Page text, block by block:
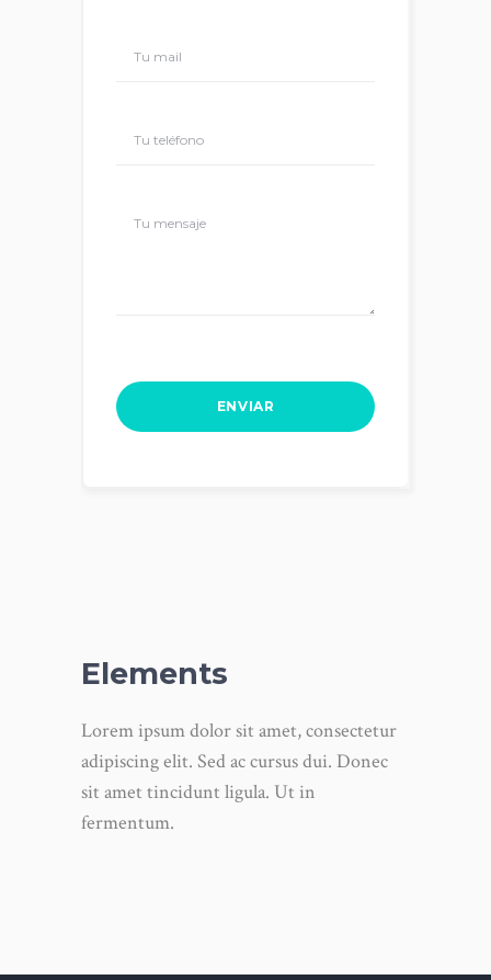
Elements
Lorem ipsum dolor sit amet, consectetur
adipiscing elit. Sed ac cursus dui. Donec
sit amet tincidunt ligula. Ut in
fermentum.